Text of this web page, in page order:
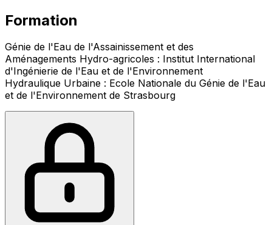
Formation
Génie de l'Eau de l'Assainissement et des
Aménagements Hydro-agricoles : Institut International
d'Ingénierie de l'Eau et de l'Environnement
Hydraulique Urbaine : Ecole Nationale du Génie de l'Eau
et de l'Environnement de Strasbourg